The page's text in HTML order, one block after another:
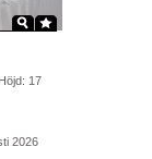
17
2026